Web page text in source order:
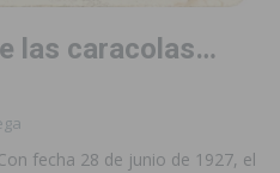
las caracolas…
fecha 28 de junio de 1927, el